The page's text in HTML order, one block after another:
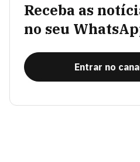
Receba as
no seu
Entrar no